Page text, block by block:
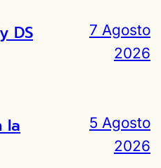
DS
7 Agosto
2026
la
5 Agosto
2026